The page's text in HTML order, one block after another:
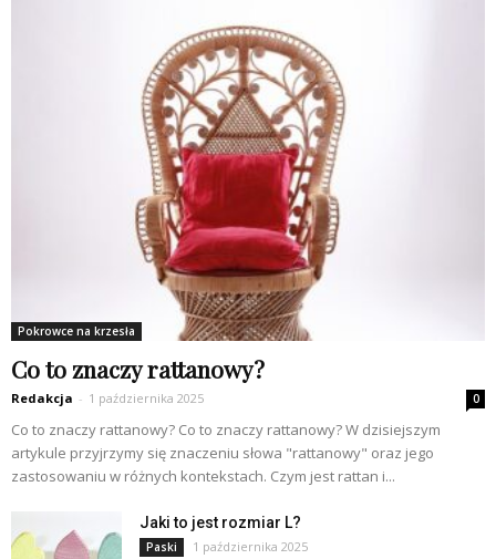
Pokrowce na krzesła
Co to znaczy rattanowy?
Redakcja - 1 października 2025 0
Co to znaczy rattanowy? Co to znaczy rattanowy? W dzisiejszym
artykule przyjrzymy się znaczeniu słowa "rattanowy" oraz jego
zastosowaniu w różnych kontekstach. Czym jest rattan i...
Jaki to jest rozmiar L?
Paski 1 października 2025